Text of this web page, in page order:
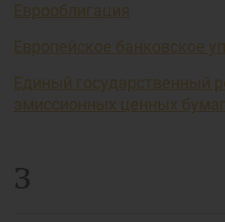
Еврооблигация
Европейское банковское
Единый государственный
эмиссионных ценных бумаг
З